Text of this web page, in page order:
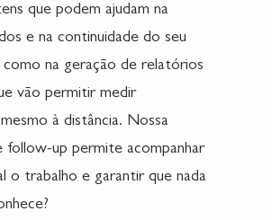
que podem ajudam na
e na continuidade do seu
como na geração de relatórios
vão permitir medir
à distância. Nossa
follow-up permite acompanhar
o trabalho e garantir que nada